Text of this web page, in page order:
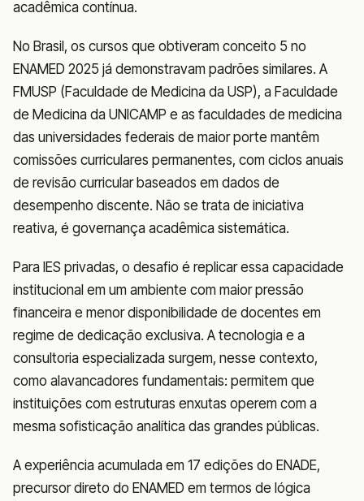
acadêmica contínua.
No Brasil, os cursos que obtiveram conceito 5 no
ENAMED 2025 já demonstravam padrões similares. A
FMUSP (Faculdade de Medicina da USP), a Faculdade
de Medicina da UNICAMP e as faculdades de medicina
das universidades federais de maior porte mantêm
comissões curriculares permanentes, com ciclos anuais
de revisão curricular baseados em dados de
desempenho discente. Não se trata de iniciativa
reativa, é governança acadêmica sistemática.
Para IES privadas, o desafio é replicar essa capacidade
institucional em um ambiente com maior pressão
financeira e menor disponibilidade de docentes em
regime de dedicação exclusiva. A tecnologia e a
consultoria especializada surgem, nesse contexto,
como alavancadores fundamentais: permitem que
instituições com estruturas enxutas operem com a
mesma sofisticação analítica das grandes públicas.
A experiência acumulada em 17 edições do ENADE,
precursor direto do ENAMED em termos de lógica